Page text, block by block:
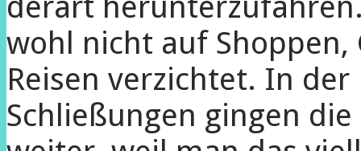
wohl nicht auf
Reisen verzichtet. In
Schließungen gingen